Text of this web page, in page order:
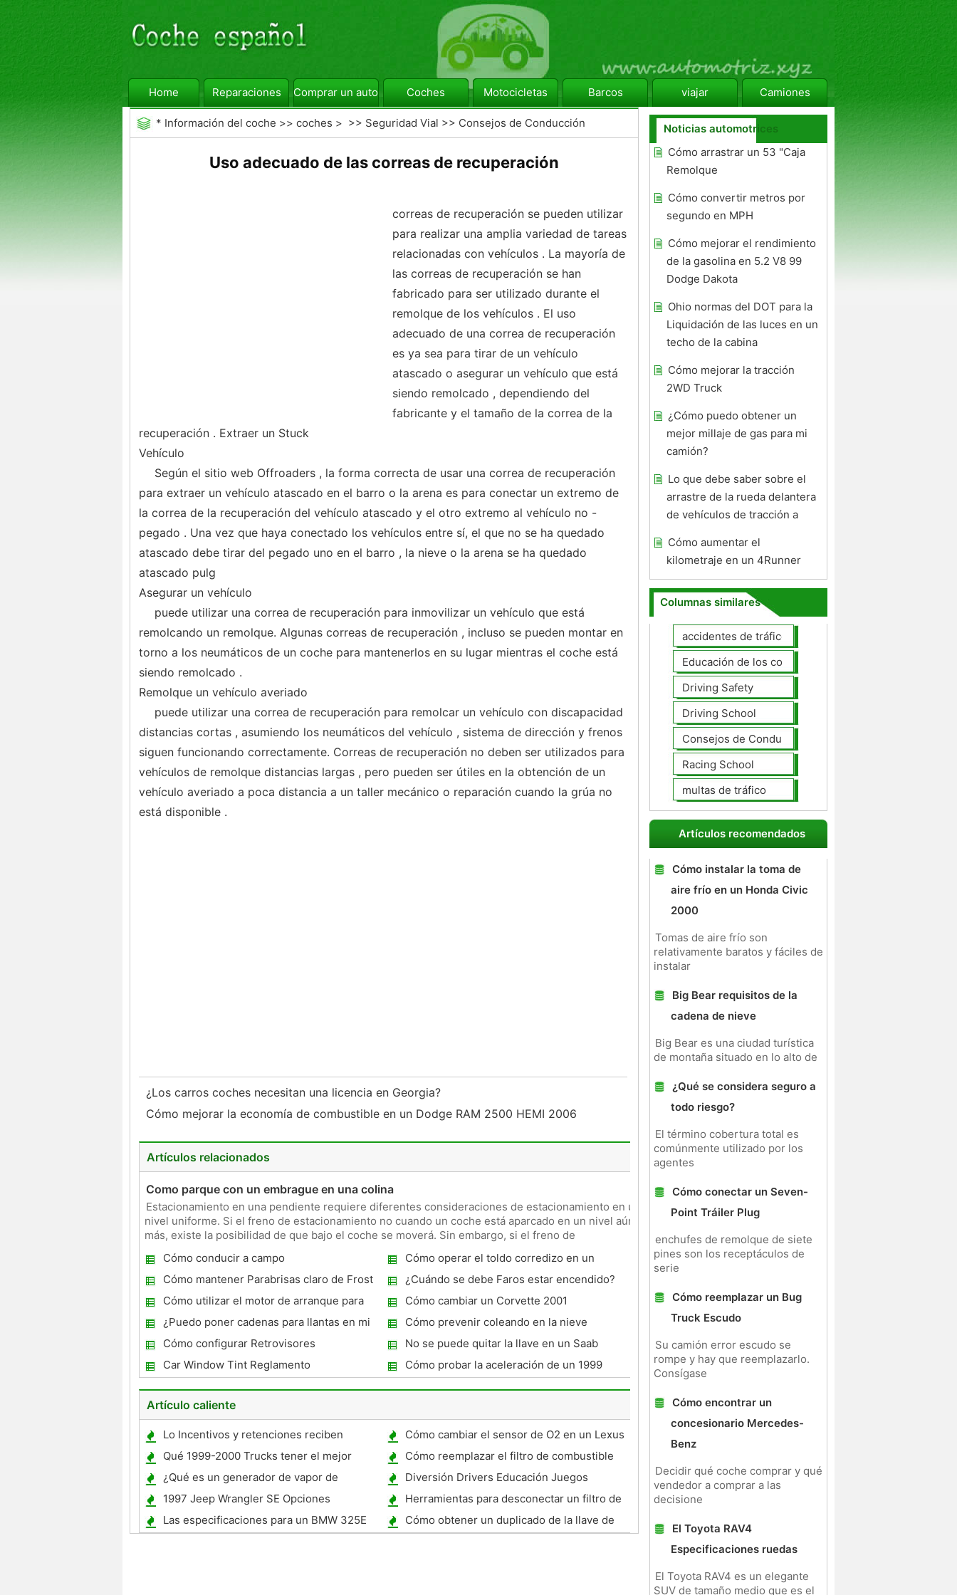
Home Reparaciones Comprar un automóvil Coches Motocicletas Barcos viajar Camiones
* Información del coche >> coches > >> Seguridad Vial >> Consejos de Conducción
Uso adecuado de las correas de recuperación
correas de recuperación se pueden utilizar
para realizar una amplia variedad de tareas
relacionadas con vehículos . La mayoría de
las correas de recuperación se han
fabricado para ser utilizado durante el
remolque de los vehículos . El uso
adecuado de una correa de recuperación
es ya sea para tirar de un vehículo
atascado o asegurar un vehículo que está
siendo remolcado , dependiendo del
fabricante y el tamaño de la correa de la
recuperación . Extraer un Stuck
Vehículo
Según el sitio web Offroaders , la forma correcta de usar una correa de recuperación
para extraer un vehículo atascado en el barro o la arena es para conectar un extremo de
la correa de la recuperación del vehículo atascado y el otro extremo al vehículo no -
pegado . Una vez que haya conectado los vehículos entre sí, el que no se ha quedado
atascado debe tirar del pegado uno en el barro , la nieve o la arena se ha quedado
atascado pulg
Asegurar un vehículo
puede utilizar una correa de recuperación para inmovilizar un vehículo que está
remolcando un remolque. Algunas correas de recuperación , incluso se pueden montar en
torno a los neumáticos de un coche para mantenerlos en su lugar mientras el coche está
siendo remolcado .
Remolque un vehículo averiado
puede utilizar una correa de recuperación para remolcar un vehículo con discapacidad
distancias cortas , asumiendo los neumáticos del vehículo , sistema de dirección y frenos
siguen funcionando correctamente. Correas de recuperación no deben ser utilizados para
vehículos de remolque distancias largas , pero pueden ser útiles en la obtención de un
vehículo averiado a poca distancia a un taller mecánico o reparación cuando la grúa no
está disponible .
¿Los carros coches necesitan una licencia en Georgia?
Cómo mejorar la economía de combustible en un Dodge RAM 2500 HEMI 2006
Artículos relacionados
Como parque con un embrague en una colina
Estacionamiento en una pendiente requiere diferentes consideraciones de estacionamiento en un
nivel uniforme. Si el freno de estacionamiento no cuando un coche está aparcado en un nivel aún
más, existe la posibilidad de que bajo el coche se moverá. Sin embargo, si el freno de
Cómo conducir a campo
Cómo operar el toldo corredizo en un
Toyota Previa Van
Cómo mantener Parabrisas claro de Frost
¿Cuándo se debe Faros estar encendido?
Cómo utilizar el motor de arranque para
conseguir un estancado stickshift coche de
la carretera
Cómo cambiar un Corvette 2001
Correctamente
¿Puedo poner cadenas para llantas en mi
Chevy Tahoe?
Cómo prevenir coleando en la nieve
Cómo configurar Retrovisores
No se puede quitar la llave en un Saab
Car Window Tint Reglamento
Cómo probar la aceleración de un 1999
Pontiac Grand Prix GT
Artículo caliente
Lo Incentivos y retenciones reciben
Agencias de autos?
Cómo cambiar el sensor de O2 en un Lexus
LS430
Qué 1999-2000 Trucks tener el mejor
rendimiento de la gasolina?
Cómo reemplazar el filtro de combustible
en un Ford Ranger 2006
¿Qué es un generador de vapor de
recuperación de calor?
Diversión Drivers Educación Juegos
1997 Jeep Wrangler SE Opciones
Herramientas para desconectar un filtro de
combustible
Las especificaciones para un BMW 325E
1987
Cómo obtener un duplicado de la llave de
un Infiniti
Noticias automotrices
Cómo arrastrar un 53 "Caja
Remolque
Cómo convertir metros por
segundo en MPH
Cómo mejorar el rendimiento
de la gasolina en 5.2 V8 99
Dodge Dakota
Ohio normas del DOT para la
Liquidación de las luces en un
techo de la cabina
Cómo mejorar la tracción
2WD Truck
¿Cómo puedo obtener un
mejor millaje de gas para mi
camión?
Lo que debe saber sobre el
arrastre de la rueda delantera
de vehículos de tracción a
Cómo aumentar el
kilometraje en un 4Runner
Columnas similares
accidentes de tráfico
Educación de los conductores
Driving Safety
Driving School
Consejos de Conducción
Racing School
multas de tráfico
Artículos recomendados
Cómo instalar la toma de
aire frío en un Honda Civic
2000
Tomas de aire frío son
relativamente baratos y fáciles de
instalar
Big Bear requisitos de la
cadena de nieve
Big Bear es una ciudad turística
de montaña situado en lo alto de
¿Qué se considera seguro a
todo riesgo?
El término cobertura total es
comúnmente utilizado por los
agentes
Cómo conectar un Seven-
Point Tráiler Plug
enchufes de remolque de siete
pines son los receptáculos de
serie
Cómo reemplazar un Bug
Truck Escudo
Su camión error escudo se
rompe y hay que reemplazarlo.
Consígase
Cómo encontrar un
concesionario Mercedes-
Benz
Decidir qué coche comprar y qué
vendedor a comprar a las
decisione
El Toyota RAV4
Especificaciones ruedas
El Toyota RAV4 es un elegante
SUV de tamaño medio que es el